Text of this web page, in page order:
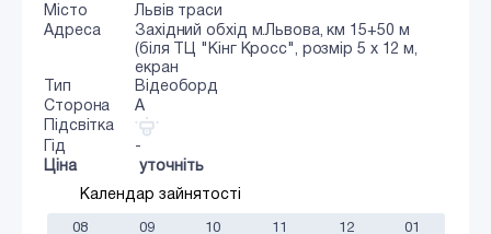
Місто
Львів траси
Адреса
Західний обхід м.Львова, км 15+50 м
(біля ТЦ "Кінг Кросс", розмір 5 х 12 м,
екран
Тип
Відеоборд
Сторона
A
Підсвітка
Гід
-
Ціна
уточніть
Календар зайнятості
08 09 10 11 12 01